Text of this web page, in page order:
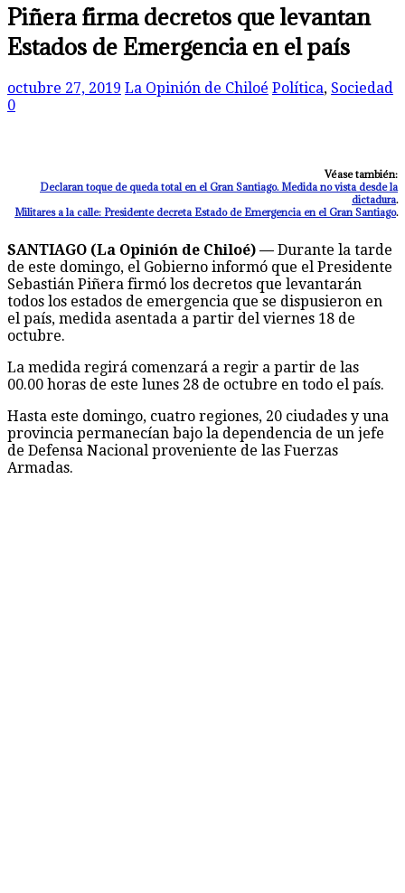
Piñera firma decretos que levantan
Estados de Emergencia en el país
octubre 27, 2019 La Opinión de Chiloé Política, Sociedad
0
Véase también:
Declaran toque de queda total en el Gran Santiago. Medida no vista desde la
dictadura.
Militares a la calle: Presidente decreta Estado de Emergencia en el Gran Santiago.
SANTIAGO (La Opinión de Chiloé) — Durante la tarde
de este domingo, el Gobierno informó que el Presidente
Sebastián Piñera firmó los decretos que levantarán
todos los estados de emergencia que se dispusieron en
el país, medida asentada a partir del viernes 18 de
octubre.
La medida regirá comenzará a regir a partir de las
00.00 horas de este lunes 28 de octubre en todo el país.
Hasta este domingo, cuatro regiones, 20 ciudades y una
provincia permanecían bajo la dependencia de un jefe
de Defensa Nacional proveniente de las Fuerzas
Armadas.